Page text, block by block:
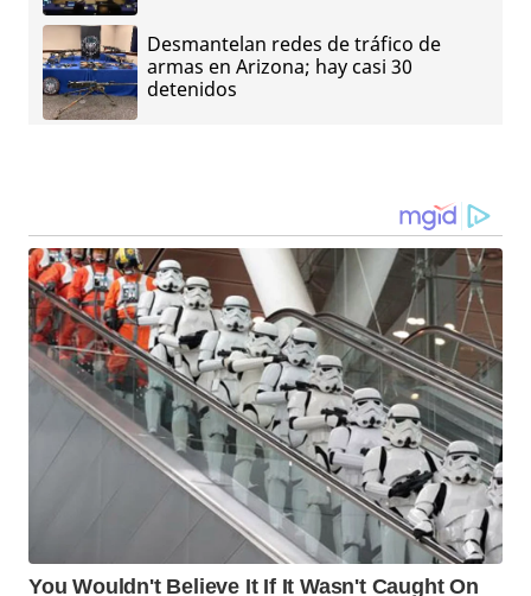
Desmantelan redes de tráfico de
armas en Arizona; hay casi 30
detenidos